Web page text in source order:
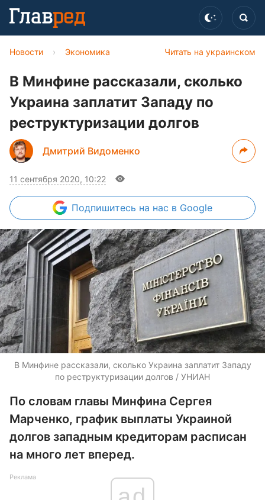
Читать на украинском
Новости › Экономика
В Минфине рассказали, сколько
Украина заплатит Западу по
реструктуризации долгов
Дмитрий Видоменко
11 сентября 2020, 10:22
Подпишитесь на нас в Google
В Минфине рассказали, сколько Украина заплатит Западу
по реструктуризации долгов / УНИАН
По словам главы Минфина Сергея
Марченко, график выплаты Украиной
долгов западным кредиторам расписан
на много лет вперед.
Реклама